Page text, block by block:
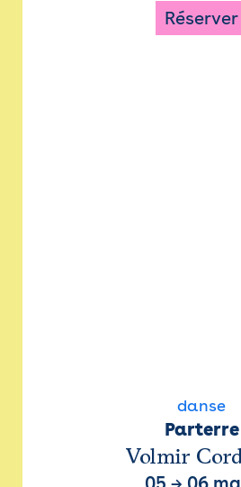
Réserver
danse
Parterre
Volmir